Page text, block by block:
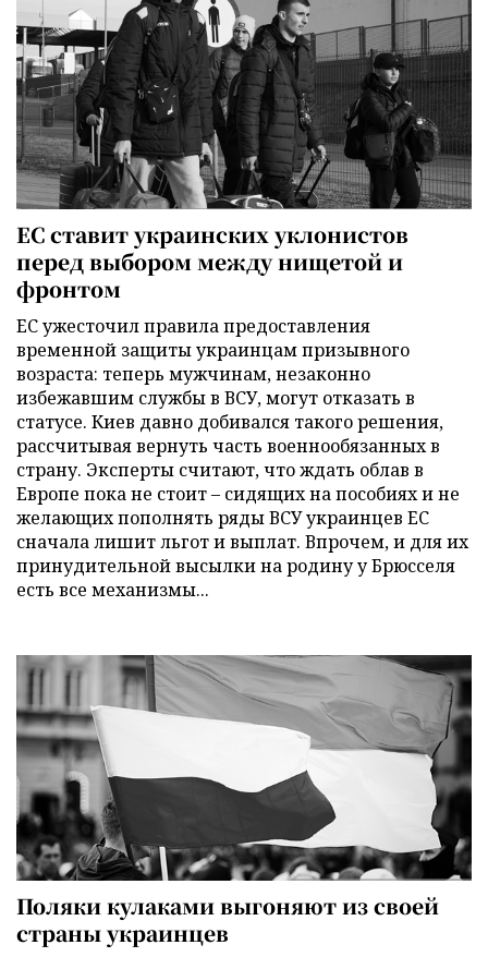
ЕС ставит украинских уклонистов
перед выбором между нищетой и
фронтом
ЕС ужесточил правила предоставления
временной защиты украинцам призывного
возраста: теперь мужчинам, незаконно
избежавшим службы в ВСУ, могут отказать в
статусе. Киев давно добивался такого решения,
рассчитывая вернуть часть военнообязанных в
страну. Эксперты считают, что ждать облав в
Европе пока не стоит – сидящих на пособиях и не
желающих пополнять ряды ВСУ украинцев ЕС
сначала лишит льгот и выплат. Впрочем, и для их
принудительной высылки на родину у Брюсселя
есть все механизмы...
Поляки кулаками выгоняют из своей
страны украинцев